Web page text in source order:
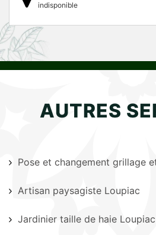
indisponible
AUTRES
Pose et changement grillage
Artisan paysagiste Loupiac
Jardinier taille de haie Loupiac